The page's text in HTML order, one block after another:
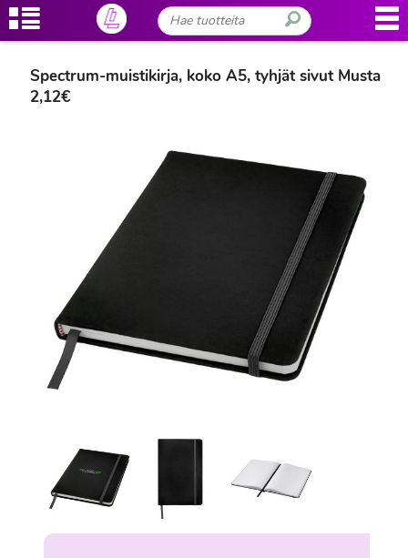
Spectrum-muistikirja, koko A5, tyhjät sivut Musta
2,12€